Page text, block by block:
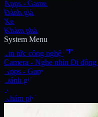
Apps - Game
Đánh giá
Xe
Khám phá
System Menu
Tin tức công nghệ add
Camera - Nghe nhìn Di động
Apps - Game
Đánh giá
Xe
Khám phá